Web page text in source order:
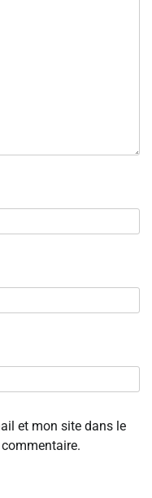
et mon site dans le